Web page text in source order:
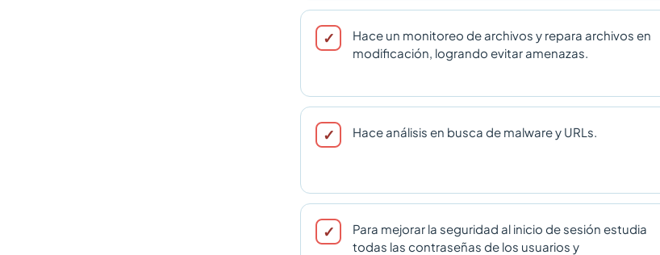
Hace un monitoreo de archivos y repara archivos en
modificación, logrando evitar amenazas.
Hace análisis en busca de malware y URLs.
Para mejorar la seguridad al inicio de sesión estudia
todas las contraseñas de los usuarios y